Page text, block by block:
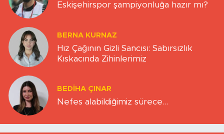
Eskişehirspor şampiyonluğa hazır mı?
BERNA KURNAZ
Hız Çağının Gizli Sancısı: Sabırsızlık
Kıskacında Zihinlerimiz
BEDIHA ÇINAR
Nefes alabildiğimiz sürece…